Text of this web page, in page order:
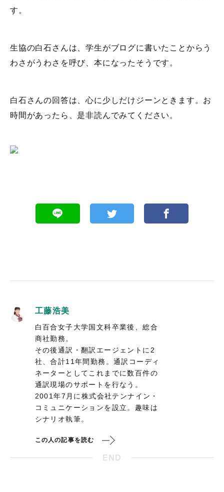
す。
生協の白石さんは、学生がブログに書いたことからう
わさがうわさを呼び、本になったそうです。
白石さんの回答は、心に少しだけジーンときます。お
時間があったら、是非読んでみてください。
工藤浩美
白百合女子大学国文科卒業後、総合
商社勤務。
その後通訳・翻訳エージェントに2
社、合計11年間勤務。通訳コーディ
ネーターとしてこれまでに数百件の
通訳現場のサポートを行なう。
2001年7月に株式会社テンナイン・
コミュニケーションを設立。趣味は
シナリオ執筆。
この人の記事を読む
END